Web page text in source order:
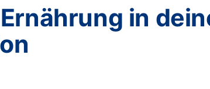
in